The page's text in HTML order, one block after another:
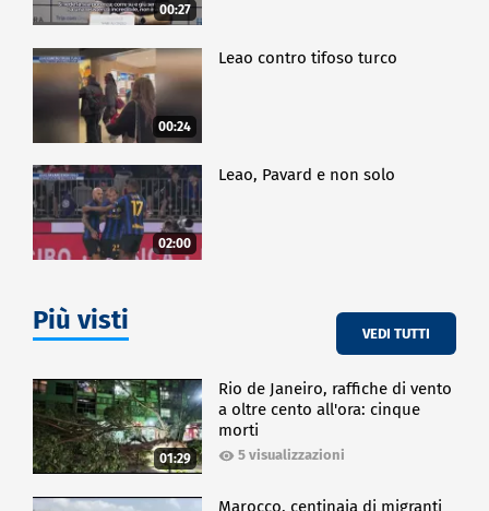
00:27
00:24
Leao contro tifoso turco
02:00
Leao, Pavard e non solo
Più visti VEDI TUTTI
01:29
Rio de Janeiro, raffiche di vento
a oltre cento all'ora: cinque
morti
5 visualizzazioni
Marocco, centinaia di migranti